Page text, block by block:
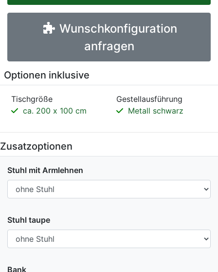
Wunschkonfiguration
anfragen
Optionen inklusive
Tischgröße
ca. 200 x 100 cm
Gestellausführung
Metall schwarz
Zusatzoptionen
Stuhl mit Armlehnen
Stuhl taupe
Bank